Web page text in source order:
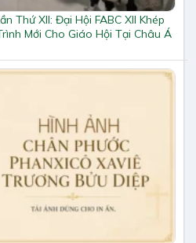
Thứ XII: Đại Hội FABC XII Khép
Mới Cho Giáo Hội Tại Châu Á